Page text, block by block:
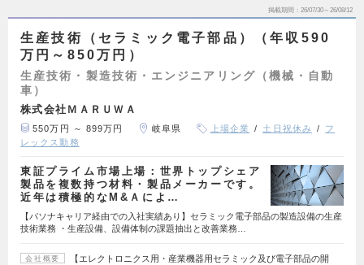
掲載期間 26/07/30～26/08/12
生産技術（セラミック電子部品）（年収590
万円～850万円）
生産技術・製造技術・エンジニアリング（機械・自動
車）
株式会社ＭＡＲＵＷＡ
550万円 ～ 899万円 岐阜県 上場企業 土日祝休み
フ
レックス勤務
東証プライム市場上場：世界トップシェア
製品を複数持つ材料・製品メーカーです。
近年は積極的なM&Ａによ…
【パソナキャリア経由での入社実績あり】セラミック電子部品の製造設備の生産
技術業務 ・生産設備、設備体制の課題抽出と改善業務…
会社概要
【エレクトロニクス用・産業機器用セラミック及び電子部品の開